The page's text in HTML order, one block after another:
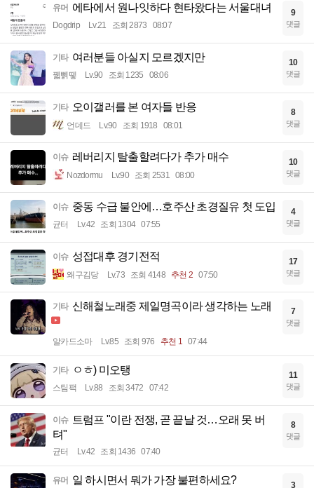
유머 에타에서 원나잇하다 현타왔다는 서울대녀
Dogdrip Lv.21 조회 2873 08:07
9
댓글
기타 여러분들 아실지 모르겠지만
꿻뻵뗗 Lv.90 조회 1235 08:06
10
댓글
기타 오이갤러를 본 여자들 반응
언데드 Lv.90 조회 1918 08:01
8
댓글
이슈 레버리지 탈출할려다가 추가 매수
Nozdormu Lv.90 조회 2531 08:00
10
댓글
이슈 중동 수급 불안에…호주산 초경질유 첫 도입
균터 Lv.42 조회 1304 07:55
4
댓글
이슈 성접대후 경기전적
왜구김당 Lv.73 조회 4148 추천 2 07:50
17
댓글
기타 신해철노래중 제일명곡이라 생각하는 노래
알카드소마 Lv.85 조회 976 추천 1 07:44
7
댓글
기타 ㅇㅎ) 미오탱
스팀팩 Lv.88 조회 3472 07:42
11
댓글
이슈
트럼프 "이란 전쟁, 곧 끝날 것…오래 못 버
텨"
균터 Lv.42 조회 1436 07:40
8
댓글
유머 일 하시면서 뭐가 가장 불편하세요? 3